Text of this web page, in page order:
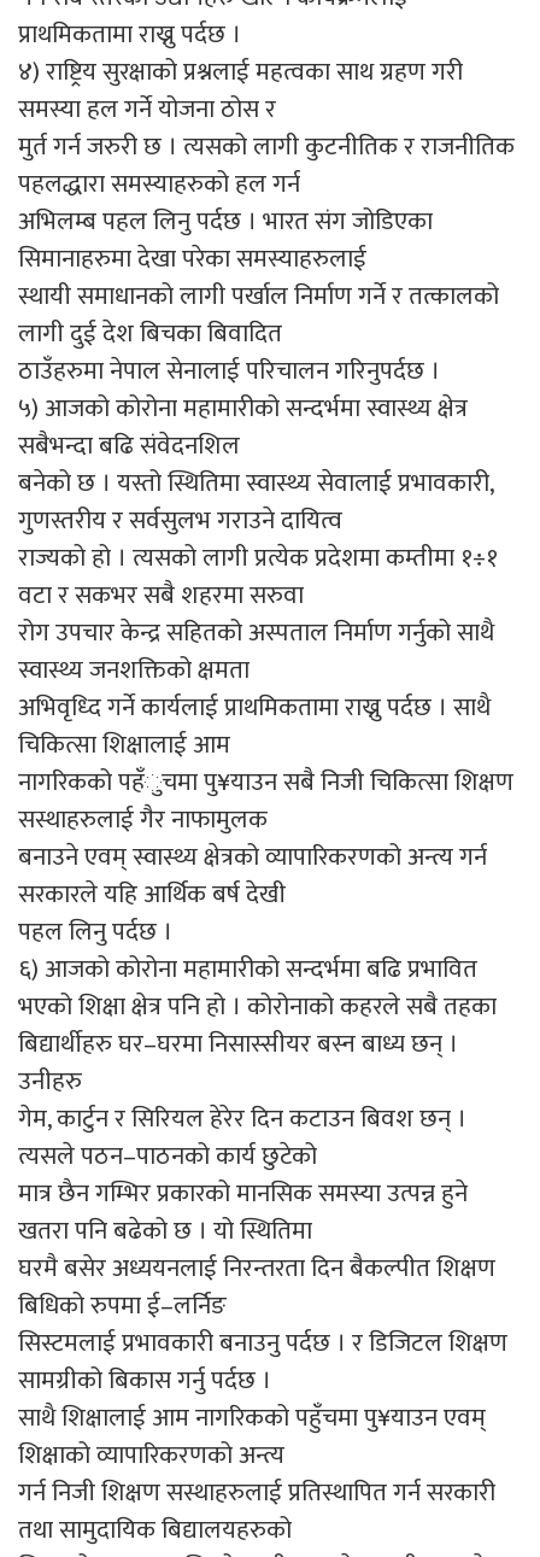
प्राथमिकतामा राख्नु पर्दछ ।
४) राष्ट्रिय सुरक्षाको प्रश्नलाई महत्वका साथ ग्रहण गरी
समस्या हल गर्ने योजना ठोस र
मुर्त गर्न जरुरी छ । त्यसको लागी कुटनीतिक र राजनीतिक
पहलद्धारा समस्याहरुको हल गर्न
अभिलम्ब पहल लिनु पर्दछ । भारत संग जोडिएका
सिमानाहरुमा देखा परेका समस्याहरुलाई
स्थायी समाधानको लागी पर्खाल निर्माण गर्ने र तत्कालको
लागी दुई देश बिचका बिवादित
ठाउँहरुमा नेपाल सेनालाई परिचालन गरिनुपर्दछ ।
५) आजको कोरोना महामारीको सन्दर्भमा स्वास्थ्य क्षेत्र
सबैभन्दा बढि संवेदनशिल
बनेको छ । यस्तो स्थितिमा स्वास्थ्य सेवालाई प्रभावकारी,
गुणस्तरीय र सर्वसुलभ गराउने दायित्व
राज्यको हो । त्यसको लागी प्रत्येक प्रदेशमा कम्तीमा १÷१
वटा र सकभर सबै शहरमा सरुवा
रोग उपचार केन्द्र सहितको अस्पताल निर्माण गर्नुको साथै
स्वास्थ्य जनशक्तिको क्षमता
अभिवृध्दि गर्ने कार्यलाई प्राथमिकतामा राख्नु पर्दछ । साथै
चिकित्सा शिक्षालाई आम
नागरिकको पहँुचमा पु¥याउन सबै निजी चिकित्सा शिक्षण
सस्थाहरुलाई गैर नाफामुलक
बनाउने एवम् स्वास्थ्य क्षेत्रको व्यापारिकरणको अन्त्य गर्न
सरकारले यहि आर्थिक बर्ष देखी
पहल लिनु पर्दछ ।
६) आजको कोरोना महामारीको सन्दर्भमा बढि प्रभावित
भएको शिक्षा क्षेत्र पनि हो । कोरोनाको कहरले सबै तहका
बिद्यार्थीहरु घर–घरमा निसास्सीयर बस्न बाध्य छन् ।
उनीहरु
गेम, कार्टुन र सिरियल हेरेर दिन कटाउन बिवश छन् ।
त्यसले पठन–पाठनको कार्य छुटेको
मात्र छैन गम्भिर प्रकारको मानसिक समस्या उत्पन्न हुने
खतरा पनि बढेको छ । यो स्थितिमा
घरमै बसेर अध्ययनलाई निरन्तरता दिन बैकल्पीत शिक्षण
बिधिको रुपमा ई–लर्निङ
सिस्टमलाई प्रभावकारी बनाउनु पर्दछ । र डिजिटल शिक्षण
सामग्रीको बिकास गर्नु पर्दछ ।
साथै शिक्षालाई आम नागरिकको पहुँचमा पु¥याउन एवम्
शिक्षाको व्यापारिकरणको अन्त्य
गर्न निजी शिक्षण सस्थाहरुलाई प्रतिस्थापित गर्न सरकारी
तथा सामुदायिक बिद्यालयहरुको